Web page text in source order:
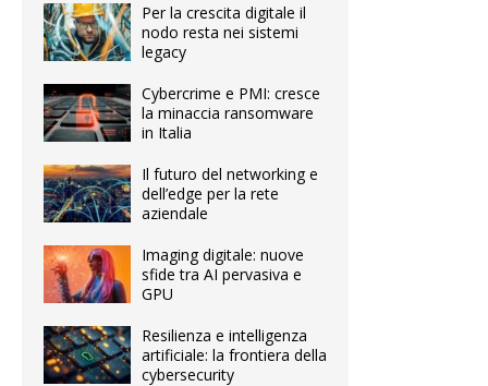
Per la crescita digitale il
nodo resta nei sistemi
legacy
Cybercrime e PMI: cresce
la minaccia ransomware
in Italia
Il futuro del networking e
dell’edge per la rete
aziendale
Imaging digitale: nuove
sfide tra AI pervasiva e
GPU
Resilienza e intelligenza
artificiale: la frontiera della
cybersecurity